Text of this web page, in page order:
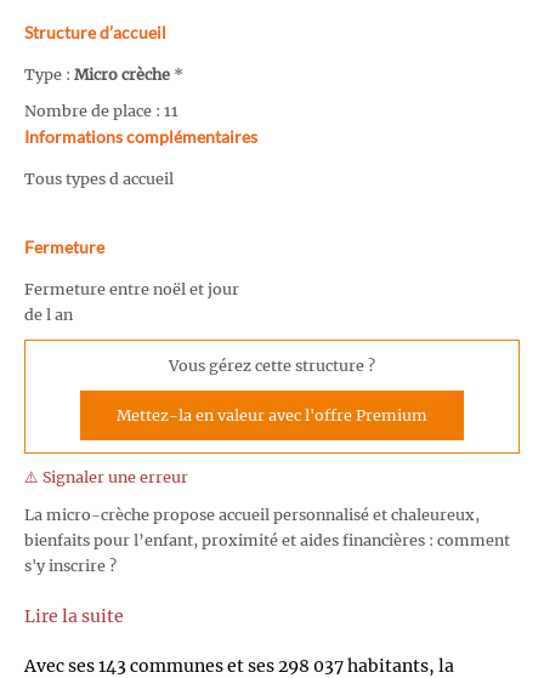
Structure d’accueil
Type : Micro crèche *
Nombre de place : 11
Informations complémentaires
Tous types d accueil
Fermeture
Fermeture entre noël et jour
de l an
Vous gérez cette structure ?
Mettez-la en valeur avec l'offre Premium
⚠️ Signaler une erreur
La micro-crèche propose accueil personnalisé et chaleureux,
bienfaits pour l’enfant, proximité et aides financières : comment
s'y inscrire ?
Lire la suite
Avec ses 143 communes et ses 298 037 habitants, la